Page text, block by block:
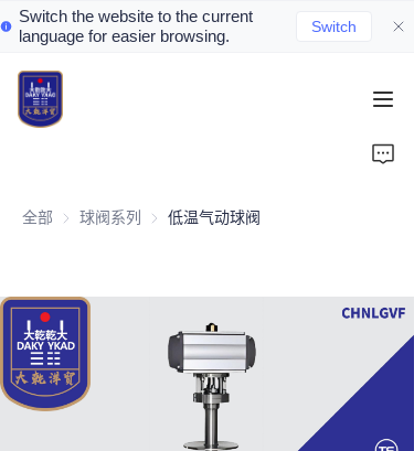
Switch the website to the current
language for easier browsing.
Switch
全部 球阀系列 球阀系列
低温气动球阀
Home
Valve Products
Valve News
Contact Us